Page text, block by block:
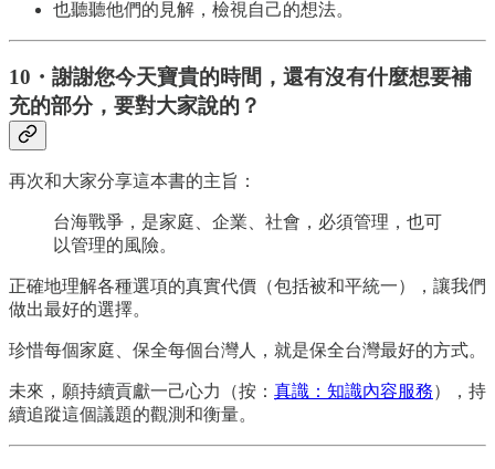
也聽聽他們的見解，檢視自己的想法。
10・謝謝您今天寶貴的時間，還有沒有什麼想要補
充的部分，要對大家說的？
再次和大家分享這本書的主旨：
台海戰爭，是家庭、企業、社會，必須管理，也可
以管理的風險。
正確地理解各種選項的真實代價（包括被和平統一），讓我們
做出最好的選擇。
珍惜每個家庭、保全每個台灣人，就是保全台灣最好的方式。
未來，願持續貢獻一己心力（按： 真識：知識內容服務），持
續追蹤這個議題的觀測和衡量。